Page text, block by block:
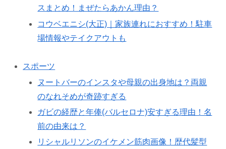
スまとめ！まぜたらあかん理由？
コウベエニシ(大正)｜家族連れにおすすめ！駐車
場情報やテイクアウトも
スポーツ
ヌートバーのインスタや母親の出身地は？両親
のなれそめが奇跡すぎる
ガビの経歴と年俸(バルセロナ)安すぎる理由！名
前の由来は？
リシャルリソンのイケメン筋肉画像！歴代髪型